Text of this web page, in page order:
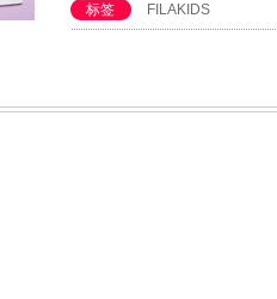
标签 FILAKIDS